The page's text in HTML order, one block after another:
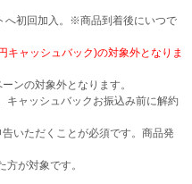
へ初回加入。※商品到着後にいつで
ャッシュバック)の対象外となりま
ンの対象外となります。
ャッシュバックお振込み前に解約
いただくことが必須です。商品発
が対象です。